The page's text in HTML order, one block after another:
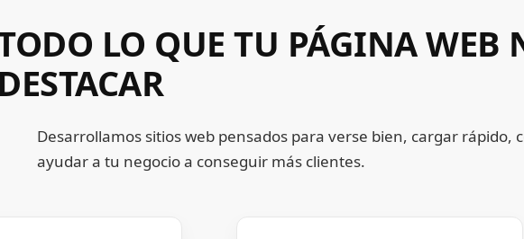
LO QUE TU PÁGINA WEB
DESTACAR
Desarrollamos sitios web pensados para verse bien, cargar rápido,
ayudar a tu negocio a conseguir más clientes.